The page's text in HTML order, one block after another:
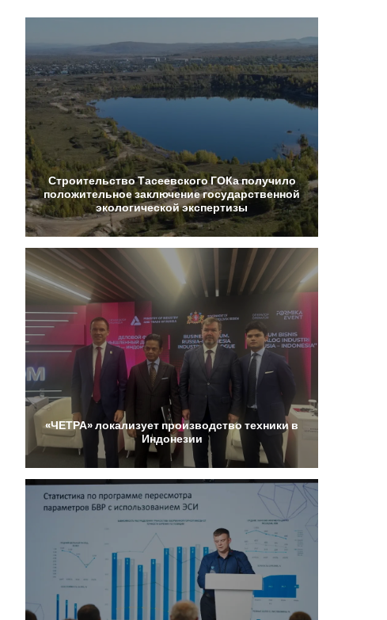
СтроительствоТасеевскогоГОКаполучило
положительноезаключениегосударственной
экологическойэкспертизы
«ЧЕТРА»локализует производство техники в
Индонезии